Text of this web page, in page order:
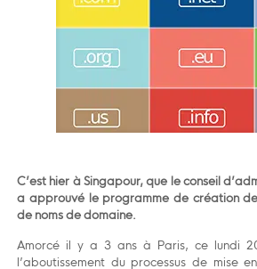
C’est hier à Singapour, que le conseil
a approuvé le programme de création
de noms de domaine.
Amorcé il y a 3 ans à Paris, ce lundi
l’aboutissement du processus de mise